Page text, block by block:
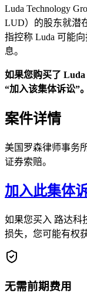
Luda Technology
LUD）的股东就潜
指控称 Luda 可能
息。
如果您购买了
“加入该集体诉讼”。
案件详情
美国罗森律师事务
证券索赔。
加入此集体
如果您买入 路达科
损失，您可能有权
无需前期费用